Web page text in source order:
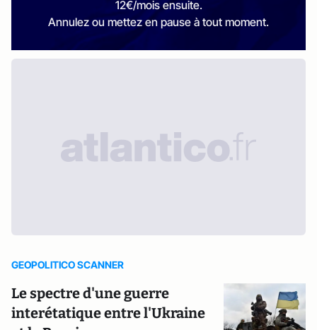
12€/mois ensuite.
Annulez ou mettez en pause à tout moment.
GEOPOLITICO SCANNER
Le spectre d'une guerre
interétatique entre l'Ukraine